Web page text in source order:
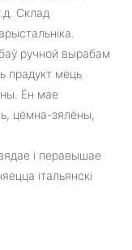
Склад
ручной вырабам
прадукт мець
Ён мае
цёмна-зялёны,
і перавышае
італьянскі